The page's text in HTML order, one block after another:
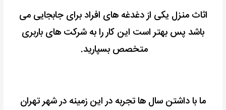
اثاث منزل یکی از دغدغه های افراد برای جابجایی می
باشد پس بهتر است این کار را به شرکت های باربری
متخصص بسپارید.
ما با داشتن سال ها تجربه در این زمینه در شهر تهران